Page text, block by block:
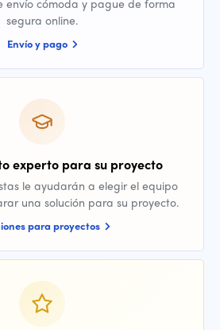
envío cómoda y pague de forma
segura online.
Envío y pago
experto para su proyecto
le ayudarán a elegir el equipo
una solución para su proyecto.
para proyectos